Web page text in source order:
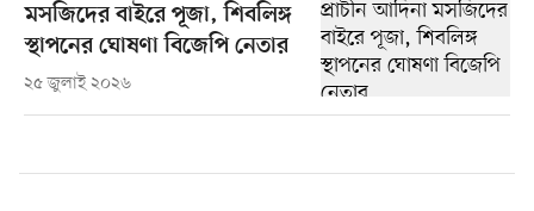
মসজিদের বাইরে পূজা, শিবলিঙ্গ
স্থাপনের ঘোষণা বিজেপি নেতার
২৫ জুলাই ২০২৬